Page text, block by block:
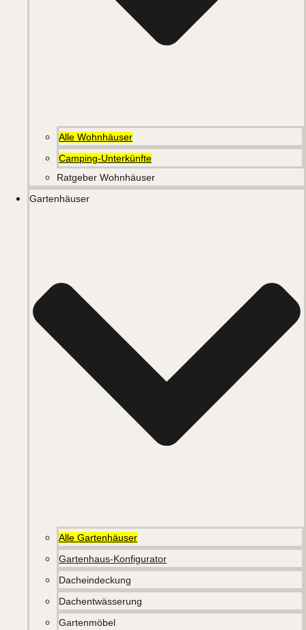
Alle Wohnhäuser
Camping-Unterkünfte
Ratgeber Wohnhäuser
Gartenhäuser
Alle Gartenhäuser
Gartenhaus-Konfigurator
Dacheindeckung
Dachentwässerung
Gartenmöbel